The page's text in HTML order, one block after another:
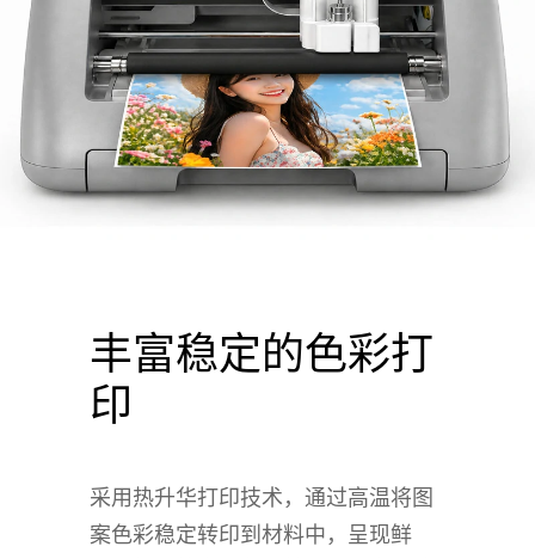
丰富稳定的色彩打
印
采用热升华打印技术，通过高温将图
案色彩稳定转印到材料中，呈现鲜